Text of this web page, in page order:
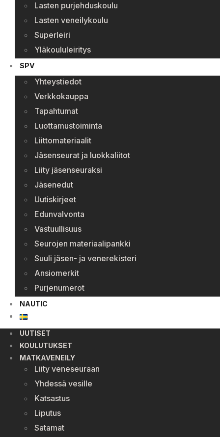
Lasten purjehduskoulu
Lasten veneilykoulu
Superleiri
Yläkoululeiritys
SPV
Yhteystiedot
Verkkokauppa
Tapahtumat
Luottamustoiminta
Liittomateriaalit
Jäsenseurat ja luokkaliitot
Liity jäsenseuraksi
Jäsenedut
Uutiskirjeet
Edunvalvonta
Vastuullisuus
Seurojen materiaalipankki
Suuli jäsen- ja venerekisteri
Ansiomerkit
Purjenumerot
NAUTIC
UUTISET
KOULUTUKSET
MATKAVENEILY
Liity veneseuraan
Yhdessä vesille
Katsastus
Liputus
Satamat